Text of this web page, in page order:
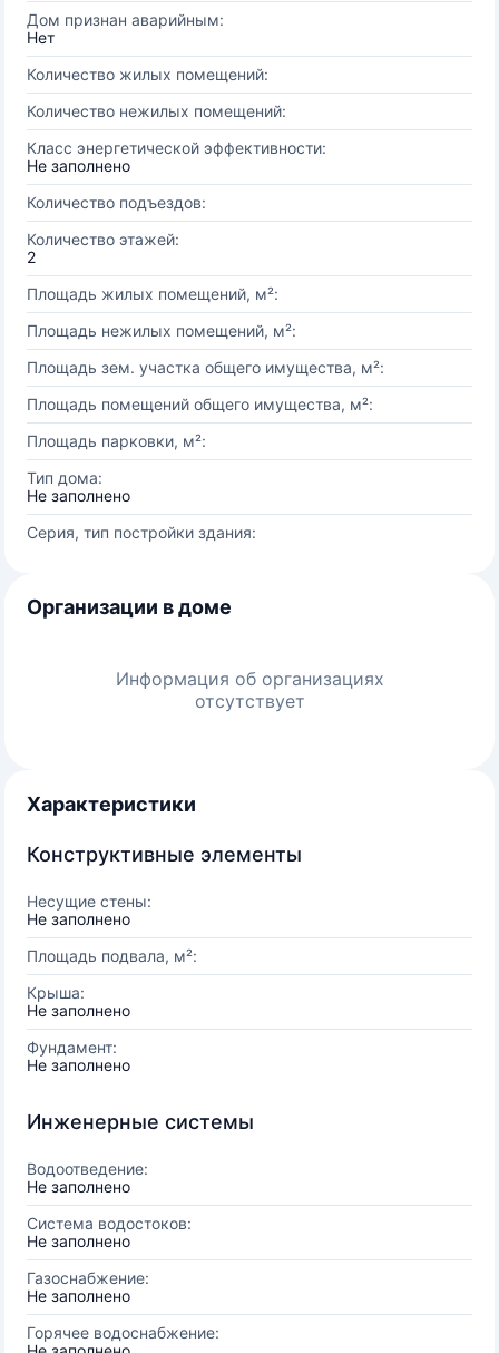
Дом признан аварийным:
Нет
Количество жилых помещений:
Количество нежилых помещений:
Класс энергетической эффективности:
Не заполнено
Количество подъездов:
Количество этажей:
2
Площадь жилых помещений, м²:
Площадь нежилых помещений, м²:
Площадь зем. участка общего имущества, м²:
Площадь помещений общего имущества, м²:
Площадь парковки, м²:
Тип дома:
Не заполнено
Серия, тип постройки здания:
Организации в доме
Информация об организациях
отсутствует
Характеристики
Конструктивные элементы
Несущие стены:
Не заполнено
Площадь подвала, м²:
Крыша:
Не заполнено
Фундамент:
Не заполнено
Инженерные системы
Водоотведение:
Не заполнено
Система водостоков:
Не заполнено
Газоснабжение:
Не заполнено
Горячее водоснабжение: